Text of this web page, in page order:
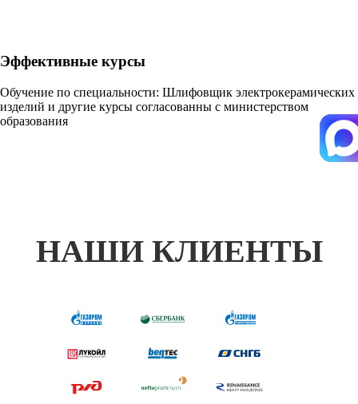
Эффективные курсы
Обучение по специальности: Шлифовщик электрокерамических
изделий и другие курсы согласованны с министерством
образования
НАШИ КЛИЕНТЫ